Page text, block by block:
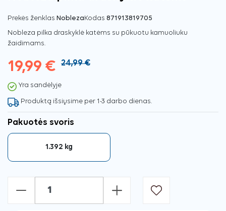
Prekės ženklas NoblezaKodas 871913819705
Nobleza pilka draskyklė katėms su pūkuotu kamuoliuku
žaidimams.
19,99 € 24,99 €
Yra sandėlyje
Produktą išsiųsime per 1-3 darbo dienas.
Pakuotės svoris
1.392 kg
- +